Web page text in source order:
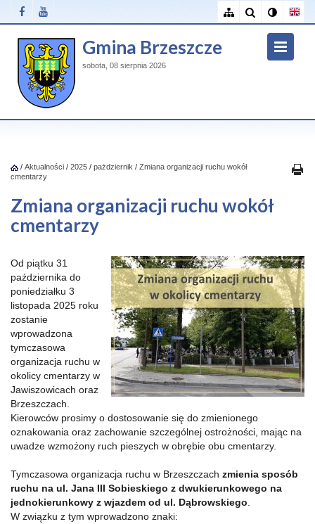
Gmina Brzeszcze
sobota, 08 sierpnia 2026
/ Aktualności / 2025 / pażdziernik / Zmiana organizacji ruchu wokół
cmentarzy
Zmiana organizacji ruchu wokół
cmentarzy
Od piątku 31
października do
poniedziałku 3
listopada 2025 roku
zostanie
wprowadzona
tymczasowa
organizacja ruchu w
okolicy cmentarzy w
Jawiszowicach oraz
Brzeszczach.
Kierowców prosimy o dostosowanie się do zmienionego
oznakowania oraz zachowanie szczególnej ostrożności, mając na
uwadze wzmożony ruch pieszych w obrębie obu cmentarzy.
Tymczasowa organizacja ruchu w Brzeszczach zmienia sposób
ruchu na ul. Jana III Sobieskiego z dwukierunkowego na
jednokierunkowy z wjazdem od ul. Dąbrowskiego
W związku z tym wprowadzono znaki: